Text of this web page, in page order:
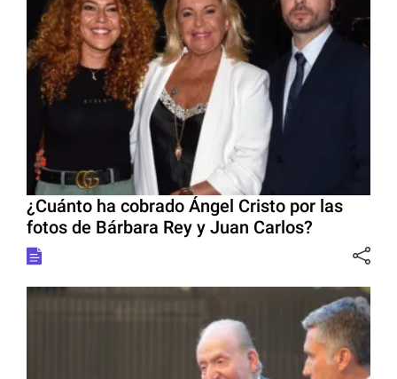
¿Cuánto ha cobrado Ángel Cristo por las
fotos de Bárbara Rey y Juan Carlos?